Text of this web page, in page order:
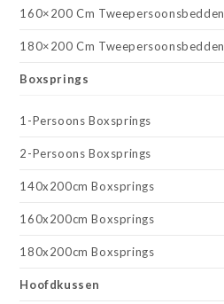
160×200 Cm Tweepersoonsbedden
180×200 Cm Tweepersoonsbedden
Boxsprings
1-Persoons Boxsprings
2-Persoons Boxsprings
140x200cm Boxsprings
160x200cm Boxsprings
180x200cm Boxsprings
Hoofdkussen